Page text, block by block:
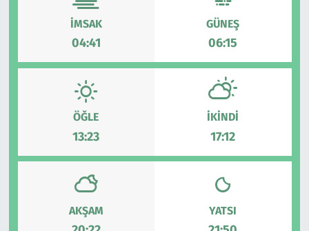
İMSAK
04:41
GÜNEŞ
06:15
ÖĞLE
13:23
İKINDI
17:12
AKŞAM YATSI
Kültür Sanat
Marmaraereğlisi
Saray